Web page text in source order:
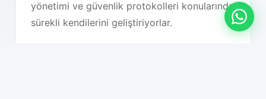
yönetimi ve güvenlik protokolleri konularında
sürekli kendilerini geliştiriyorlar.